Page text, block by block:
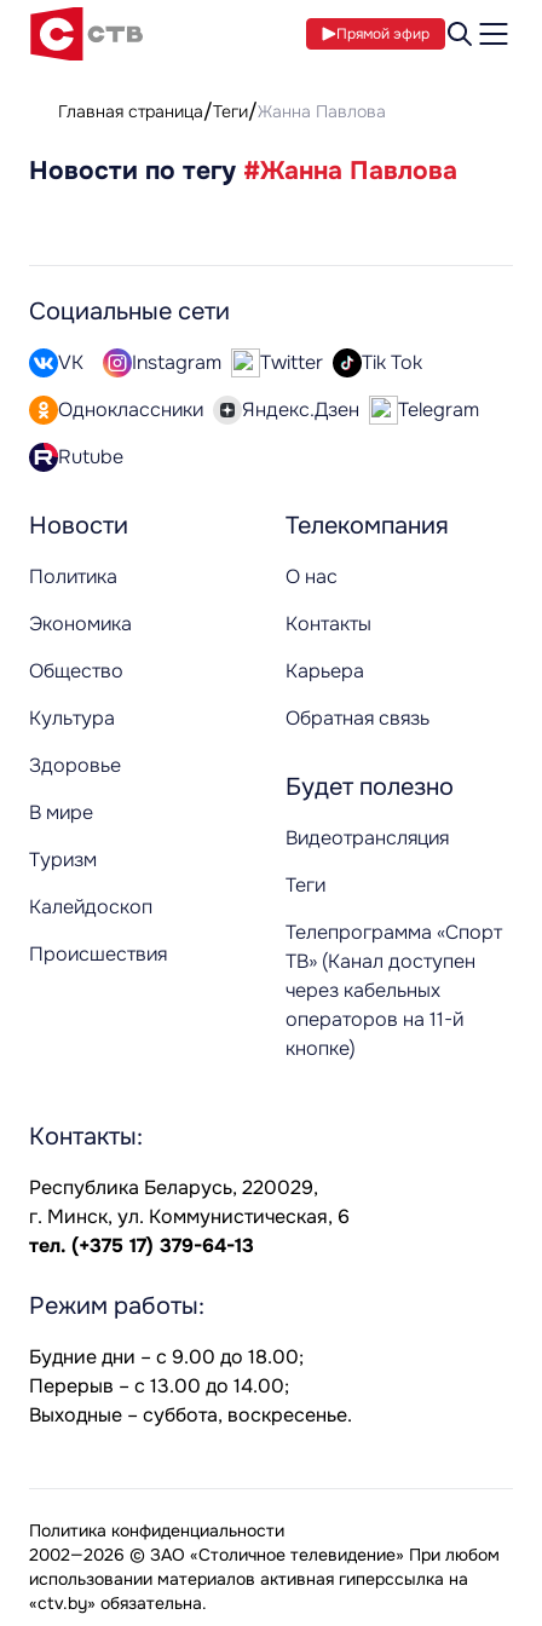
Прямой эфир
Главная страница Теги Жанна Павлова
Новости по тегу #Жанна Павлова
Новости
Политика
Экономика
Общество
Культура
Здоровье
В мире
Туризм
Калейдоскоп
Происшествия
Телекомпания
О нас
Контакты
Карьера
Обратная связь
Будет полезно
Видеотрансляция
Теги
Телепрограмма «Спорт
ТВ» (Канал доступен
через кабельных
операторов на 11-й
кнопке)
Социальные сети
VK Instagram Twitter
Tik Tok
Одноклассники
Яндекс.Дзен
Telegram
Rutube
Контакты:
Республика Беларусь, 220029,
г. Минск, ул. Коммунистическая, 6
тел. (+375 17) 379-64-13
Режим работы:
Будние дни – с 9.00 до 18.00;
Перерыв – с 13.00 до 14.00;
Выходные – суббота, воскресенье.
2002—2026 © ЗАО «Столичное телевидение» При любом
использовании материалов активная гиперссылка на
«ctv.by» обязательна.
Политика конфиденциальности